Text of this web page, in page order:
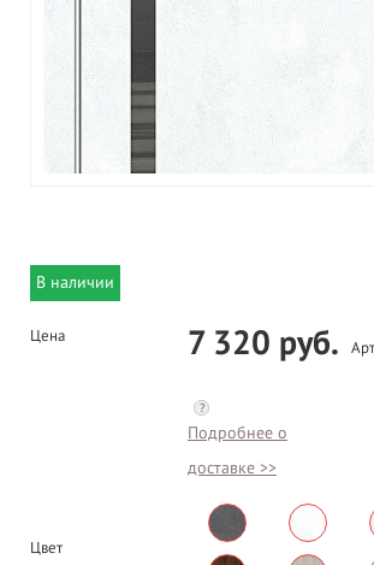
В наличии
Цена 7 320 руб.
?
Подробнее о
доставке >>
Цвет